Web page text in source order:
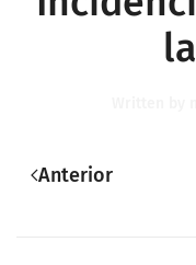
Anterior